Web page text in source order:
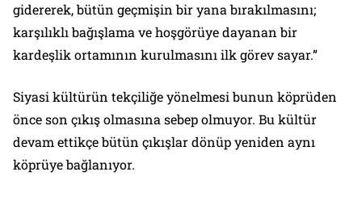
gidererek, bütün geçmişin bir yana bırakılmasını;
karşılıklı bağışlama ve hoşgörüye dayanan bir
kardeşlik ortamının kurulmasını ilk görev sayar.”
Siyasi kültürün tekçiliğe yönelmesi bunun köprüden
önce son çıkış olmasına sebep olmuyor. Bu kültür
devam ettikçe bütün çıkışlar dönüp yeniden aynı
köprüye bağlanıyor.